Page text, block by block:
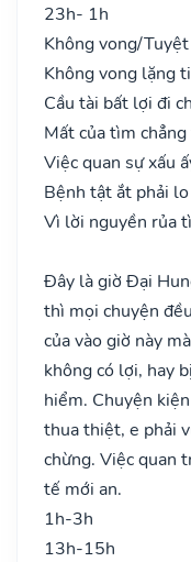
23h- 1h
Không vong/
Không vong lặng
Cầu tài bất lợi đi
Mất của tìm
Việc quan sự xấu
Bệnh tật ắt phải
Vì lời nguyền rủa
Đây là giờ Đại
thì mọi chuyện
của vào giờ này
không có lợi, hay
hiểm. Chuyện
thua thiệt, e phải
chừng. Việc quan
tế mới an.
1h-3h
13h-15h